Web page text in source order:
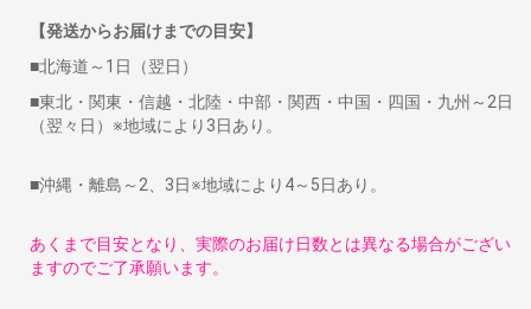
【発送からお届けまでの目安】
■北海道～1日（翌日）
■東北・関東・信越・北陸・中部・関西・中国・四国・九州～2日
（翌々日）※地域により3日あり。
■沖縄・離島～2、3日※地域により4～5日あり。
あくまで目安となり、実際のお届け日数とは異なる場合がござい
ますのでご了承願います。